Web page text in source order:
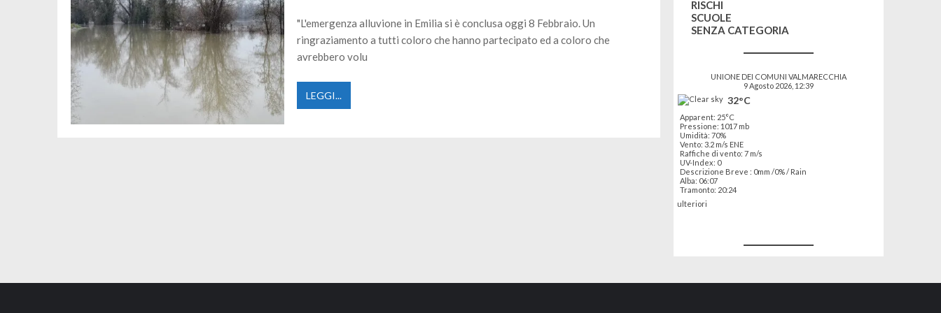
"L'emergenza alluvione in Emilia si è conclusa oggi 8 Febbraio. Un
ringraziamento a tutti coloro che hanno partecipato ed a coloro che
avrebbero volu
LEGGI...
RISCHI
SCUOLE
SENZA CATEGORIA
UNIONE DEI COMUNI VALMARECCHIA
9 Agosto 2026, 12:39
32°C
Apparent: 25°C
Pressione: 1017 mb
Umidità: 70%
Vento: 3.2 m/s ENE
Raffiche di vento: 7 m/s
UV-Index: 0
Descrizione Breve : 0mm /0%/ Rain
Alba: 06:07
Tramonto: 20:24
ulteriori